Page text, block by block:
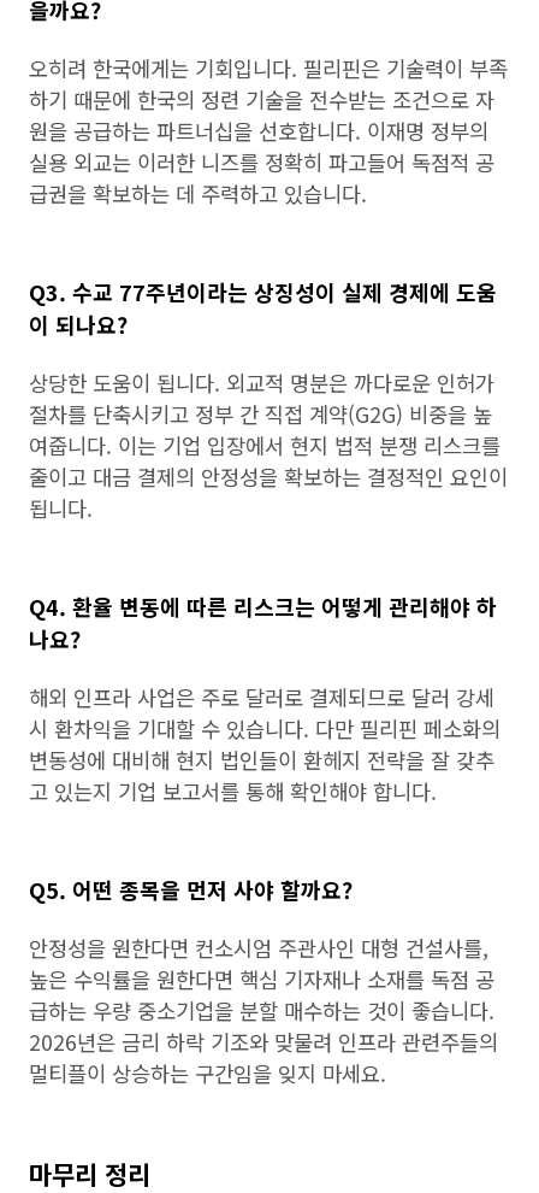
을까요?
오히려 한국에게는 기회입니다. 필리핀은 기술력이 부족
하기 때문에 한국의 정련 기술을 전수받는 조건으로 자
원을 공급하는 파트너십을 선호합니다. 이재명 정부의
실용 외교는 이러한 니즈를 정확히 파고들어 독점적 공
급권을 확보하는 데 주력하고 있습니다.
Q3. 수교 77주년이라는 상징성이 실제 경제에 도움
이 되나요?
상당한 도움이 됩니다. 외교적 명분은 까다로운 인허가
절차를 단축시키고 정부 간 직접 계약(G2G) 비중을 높
여줍니다. 이는 기업 입장에서 현지 법적 분쟁 리스크를
줄이고 대금 결제의 안정성을 확보하는 결정적인 요인이
됩니다.
Q4. 환율 변동에 따른 리스크는 어떻게 관리해야 하
나요?
해외 인프라 사업은 주로 달러로 결제되므로 달러 강세
시 환차익을 기대할 수 있습니다. 다만 필리핀 페소화의
변동성에 대비해 현지 법인들이 환헤지 전략을 잘 갖추
고 있는지 기업 보고서를 통해 확인해야 합니다.
Q5. 어떤 종목을 먼저 사야 할까요?
안정성을 원한다면 컨소시엄 주관사인 대형 건설사를,
높은 수익률을 원한다면 핵심 기자재나 소재를 독점 공
급하는 우량 중소기업을 분할 매수하는 것이 좋습니다.
2026년은 금리 하락 기조와 맞물려 인프라 관련주들의
멀티플이 상승하는 구간임을 잊지 마세요.
마무리 정리